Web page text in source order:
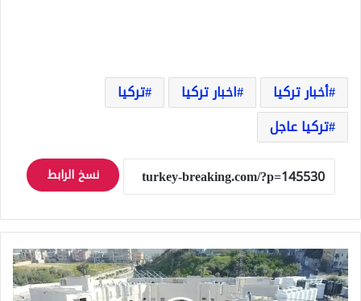
أخبار تركيا اخبار تركيا
تركيا
تركيا عاجل
نسخ الرابط
مذبحة
أمام
العالم!